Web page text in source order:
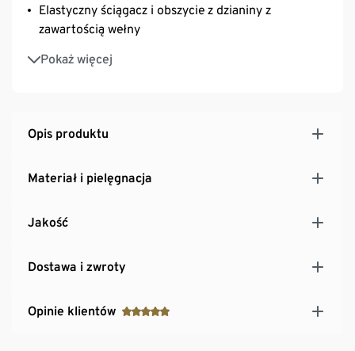
Elastyczny ściągacz i obszycie z dzianiny z
zawartością wełny
Pokaż więcej
Paseczek do regulacji zapinany na guzik
zatrzaskowy
Opis produktu
Materiał i pielęgnacja
Jakość
Dostawa i zwroty
Opinie klientów